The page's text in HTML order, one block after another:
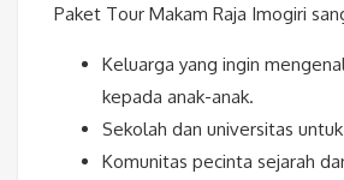
Paket Tour Makam Raja Imogiri
Keluarga yang ingin
kepada anak-anak.
Sekolah dan universitas
Komunitas pecinta sejarah